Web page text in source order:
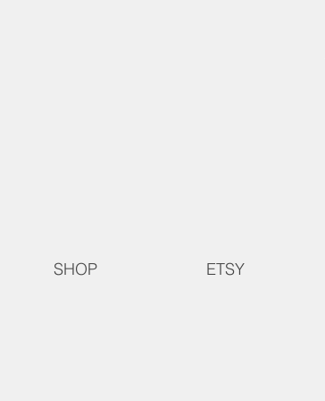
SHOP ETSY